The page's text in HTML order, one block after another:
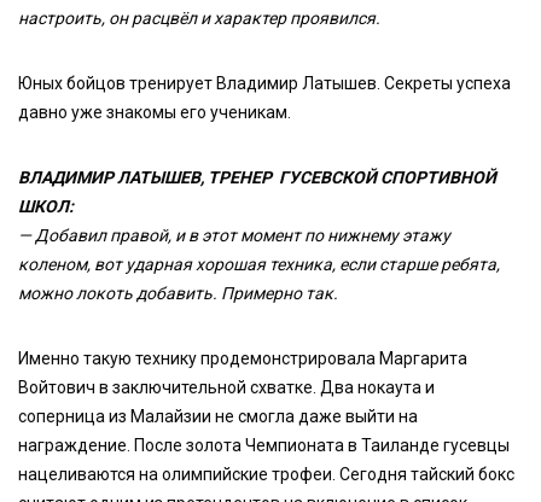
настроить, он расцвёл и характер проявился.
Юных бойцов тренирует Владимир Латышев. Секреты успеха
давно уже знакомы его ученикам.
ВЛАДИМИР ЛАТЫШЕВ, ТРЕНЕР ГУСЕВСКОЙ СПОРТИВНОЙ
ШКОЛ:
— Добавил правой, и в этот момент по нижнему этажу
коленом, вот ударная хорошая техника, если старше ребята,
можно локоть добавить. Примерно так.
Именно такую технику продемонстрировала Маргарита
Войтович в заключительной схватке. Два нокаута и
соперница из Малайзии не смогла даже выйти на
награждение. После золота Чемпионата в Таиланде гусевцы
нацеливаются на олимпийские трофеи. Сегодня тайский бокс